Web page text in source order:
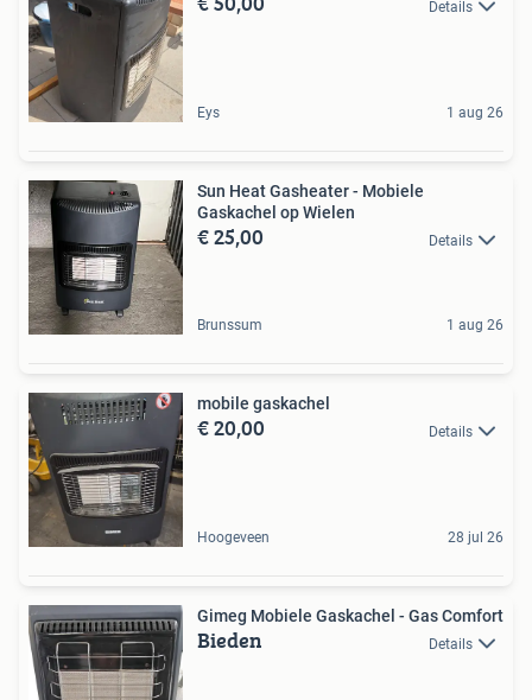
Details
Eys 1 aug 26
Sun Heat Gasheater - Mobiele
Gaskachel op Wielen
€ 25,00 Details
Brunssum 1 aug 26
mobile gaskachel
€ 20,00 Details
Hoogeveen 28 jul 26
Gimeg Mobiele Gaskachel - Gas Comfort
Bieden Details